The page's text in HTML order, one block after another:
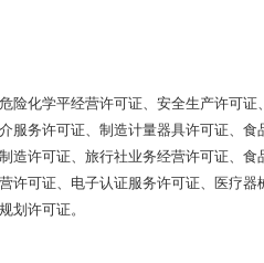
险化学平经营许可证、安全生产许可
服务许可证、制造计量器具许可证、
造许可证、旅行社业务经营许可证、
许可证、电子认证服务许可证、医疗
划许可证。